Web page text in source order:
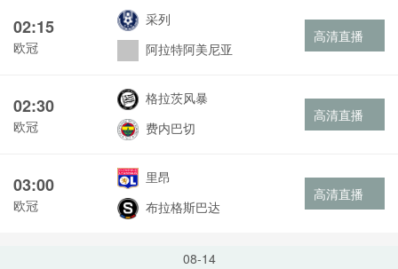
02:15
欧冠
采列
阿拉特阿美尼亚
高清直播
02:30
欧冠
格拉茨风暴
费内巴切
高清直播
03:00
欧冠
里昂
布拉格斯巴达
高清直播
08-14